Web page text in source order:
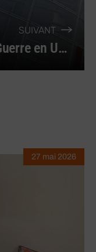
SUIVANT
Guerre en Ukraine : le groupe Berner fait un don de 200 000 euros.
27 mai 2026